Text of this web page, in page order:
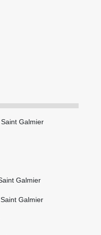
Galmier
Galmier
Galmier